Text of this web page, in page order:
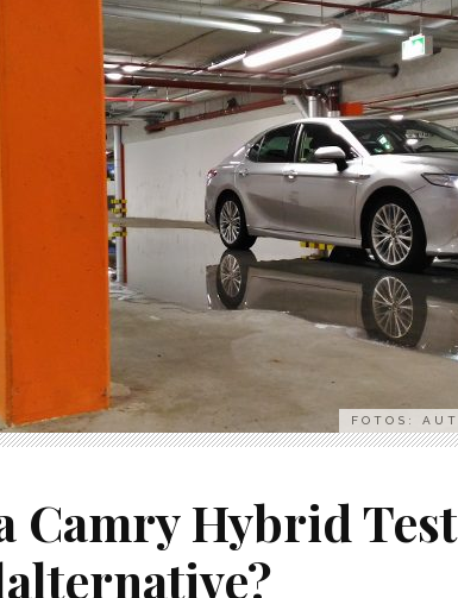
FOTOS:
Camry Hybrid